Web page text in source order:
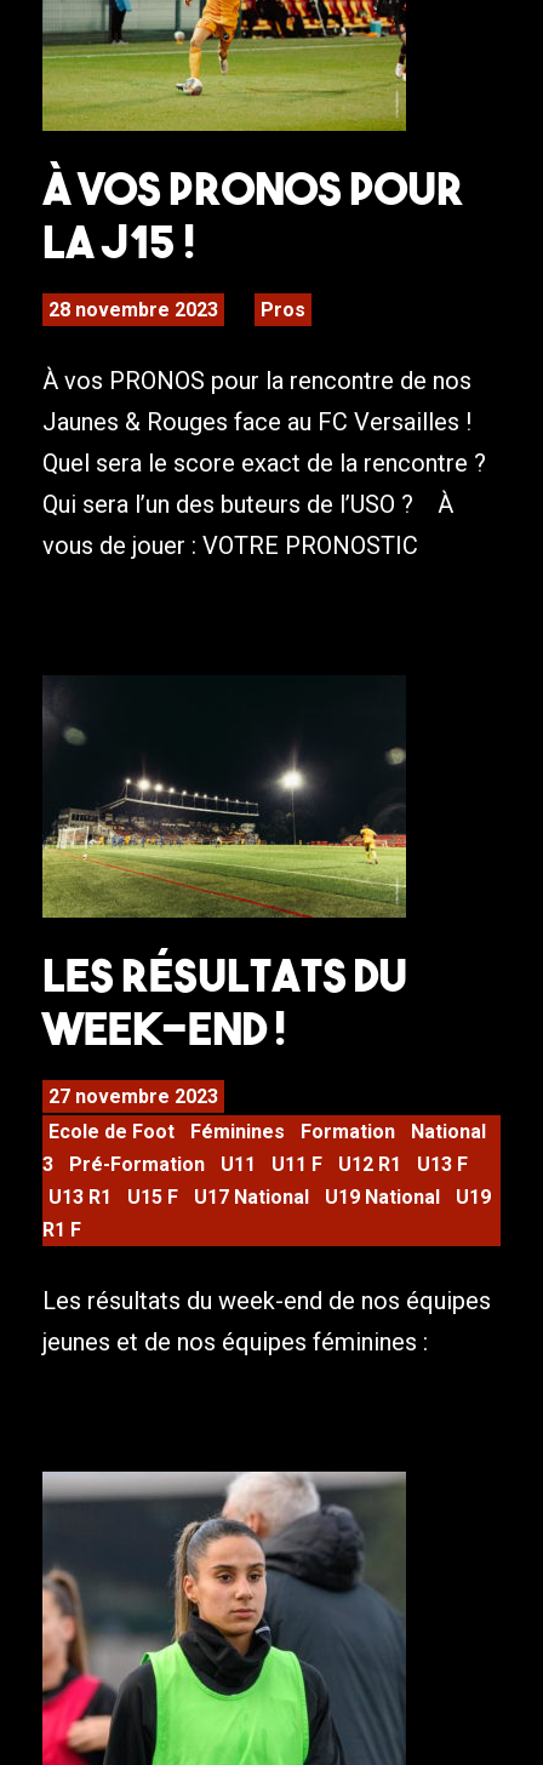
À VOS PRONOS POUR
LA J15 !
28 novembre 2023 Pros
À vos PRONOS pour la rencontre de nos
Jaunes & Rouges face au FC Versailles !
Quel sera le score exact de la rencontre ?
Qui sera l’un des buteurs de l’USO ? À
vous de jouer : VOTRE PRONOSTIC
Les résultats du
week-end !
27 novembre 2023
Ecole de Foot
Féminines Formation
National
3
Pré-Formation U11 U11 F U12 R1
U13 F
U13 R1
U15 F U17 National U19 National
U19
R1 F
Les résultats du week-end de nos équipes
jeunes et de nos équipes féminines :